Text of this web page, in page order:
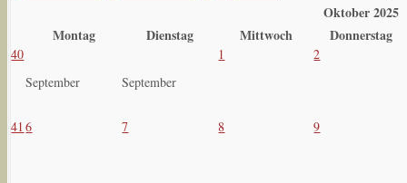
Oktober 2025
Montag
Dienstag Mittwoch Donnerstag
40
September
September
1 2
41 6 7 8 9